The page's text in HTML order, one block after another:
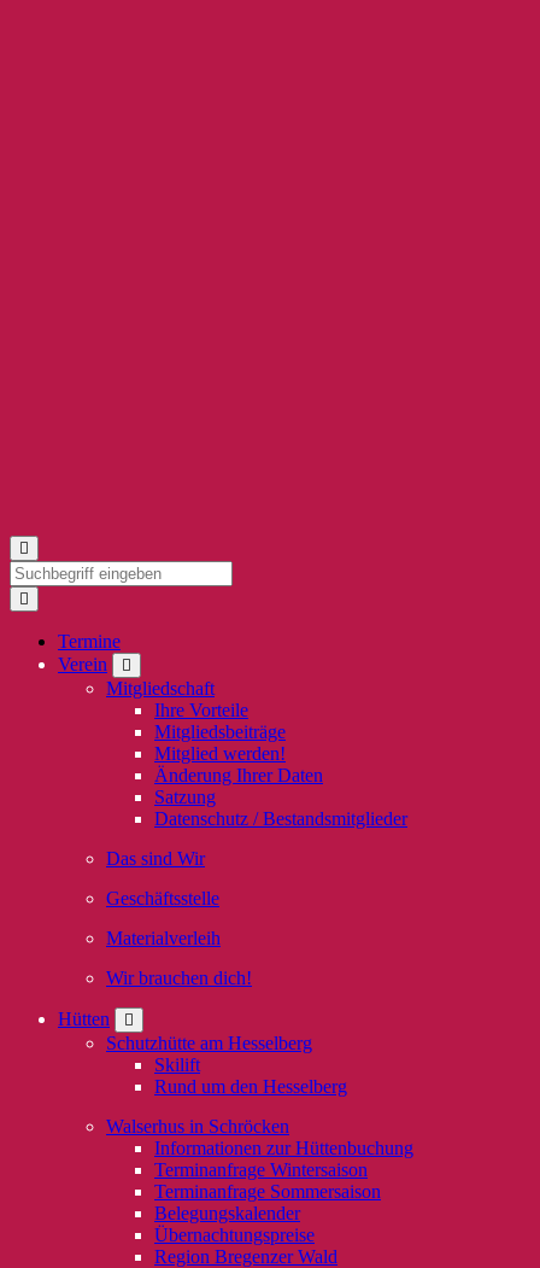
Termine
Verein
Mitgliedschaft
Ihre Vorteile
Mitgliedsbeiträge
Mitglied werden!
Änderung Ihrer Daten
Satzung
Datenschutz / Bestandsmitglieder
Das sind Wir
Geschäftsstelle
Materialverleih
Wir brauchen dich!
Hütten
Schutzhütte am Hesselberg
Skilift
Rund um den Hesselberg
Walserhus in Schröcken
Informationen zur Hüttenbuchung
Terminanfrage Wintersaison
Terminanfrage Sommersaison
Belegungskalender
Übernachtungspreise
Region Bregenzer Wald